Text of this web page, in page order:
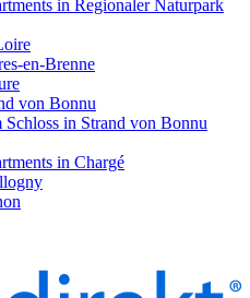
in Regionaler Naturpark
en-Brenne
von Bonnu
in Strand von Bonnu
in Chargé